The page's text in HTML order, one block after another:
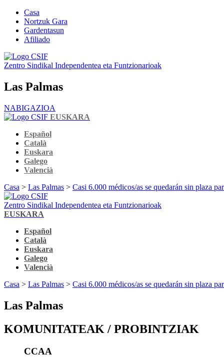
Casa
Nortzuk Gara
Gardentasun
Afiliado
Zentro Sindikal Independentea eta Funtzionarioak
Las Palmas
NABIGAZIOA
EUSKARA
Español
Català
Euskara
Galego
Valencià
Casa > Las Palmas > Casi 6.000 médicos/as se quedarán sin plaza
Zentro Sindikal Independentea eta Funtzionarioak
EUSKARA
Español
Català
Euskara
Galego
Valencià
Casa > Las Palmas > Casi 6.000 médicos/as se quedarán sin plaza
Las Palmas
KOMUNITATEAK / PROBINTZIAK
CCAA